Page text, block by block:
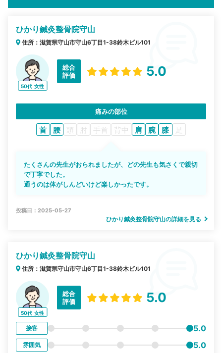
ひかり鍼灸整骨院守山
住所：滋賀県守山市守山6丁目1-38鈴木ビル101
50代 女性
総合
評価
5.0
痛みの部位
首 腰 頭 肘 手首 背中 肩 腕 膝 足
たくさんの先生がおられましたが、どの先生も気さくで親切
で丁寧でした。
通うのは体がしんどいけど楽しかったです。
投稿日：2025-05-27
ひかり鍼灸整骨院守山の詳細を見る
ひかり鍼灸整骨院守山
住所：滋賀県守山市守山6丁目1-38鈴木ビル101
50代 女性
総合
評価
5.0
接客 5.0
雰囲気 5.0